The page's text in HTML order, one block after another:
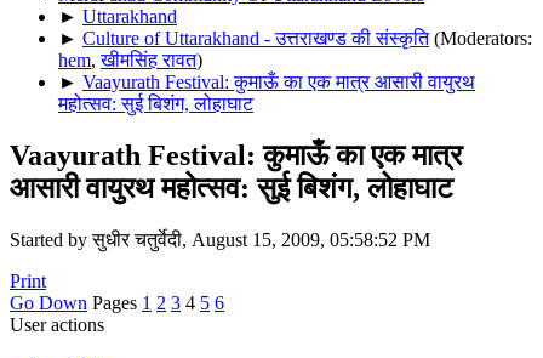
► Uttarakhand
► Culture of Uttarakhand - उत्तराखण्ड की संस्कृति (Moderators:
hem,खीमसिंह रावत)
► Vaayurath Festival: कुमाऊँ का एक मात्र आसारी वायुरथ
महोत्सव: सुई बिशंग, लोहाघाट
Vaayurath Festival: कुमाऊँ का एक मात्र
आसारी वायुरथ महोत्सव: सुई बिशंग, लोहाघाट
Started by सुधीर चतुर्वेदी, August 15, 2009, 05:58:52 PM
Print
Go Down Pages 1 2 3 4 5 6
User actions